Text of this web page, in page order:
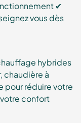
✔
vous dès
hybrides
chaudière à
pour réduire votre
confort